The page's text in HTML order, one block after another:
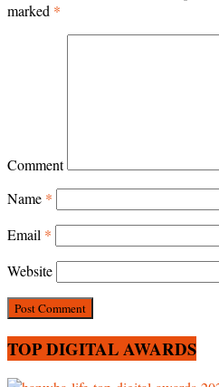
marked *
Comment
Name *
Email *
Website
TOP DIGITAL AWARDS